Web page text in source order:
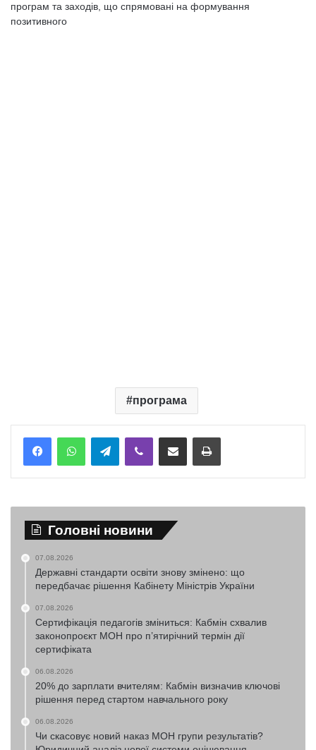
програм та заходів, що спрямовані на формування
позитивного
програма
TelegramViber Надіслати електронною поштоюНадрукувати
Головні новини
07.08.2026
Державні стандарти освіти знову змінено: що
передбачає рішення Кабінету Міністрів України
07.08.2026
Сертифікація педагогів зміниться: Кабмін схвалив
законопроєкт МОН про п’ятирічний термін дії
сертифіката
06.08.2026
20% до зарплати вчителям: Кабмін визначив ключові
рішення перед стартом навчального року
06.08.2026
Чи скасовує новий наказ МОН групи результатів?